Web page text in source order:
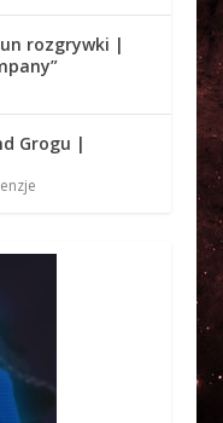
rozgrywki |
Grogu |